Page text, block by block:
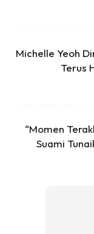
Michelle Yeoh
Terus
“Momen
Suami